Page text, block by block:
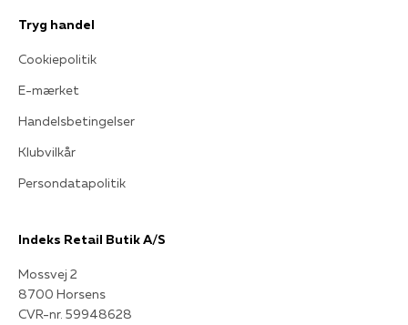
Tryg handel
Cookiepolitik
E-mærket
Handelsbetingelser
Klubvilkår
Persondatapolitik
Indeks Retail Butik A/S
Mossvej 2
8700 Horsens
CVR-nr. 59948628